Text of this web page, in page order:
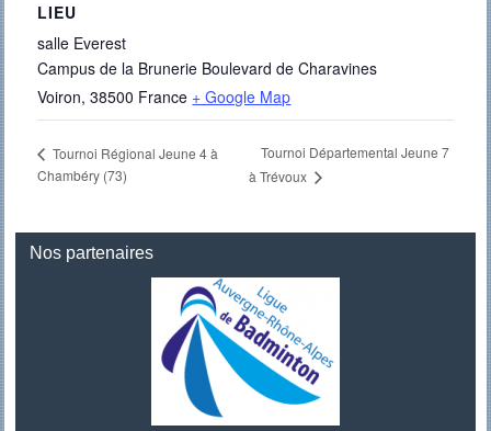
LIEU
salle Everest
Campus de la Brunerie Boulevard de Charavines
Voiron, 38500 France + Google Map
Tournoi Régional Jeune 4 à
Chambéry (73)
Tournoi Départemental Jeune 7
à Trévoux
Nos partenaires